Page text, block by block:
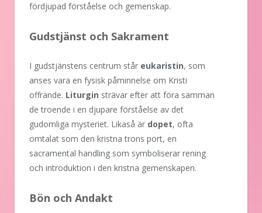
fördjupad förståelse och gemenskap.
Gudstjänst och Sakrament
I gudstjänstens centrum står eukaristin, som
anses vara en fysisk påminnelse om Kristi
offrande. Liturgin strävar efter att föra samman
de troende i en djupare förståelse av det
gudomliga mysteriet. Likaså är dopet, ofta
omtalat som den kristna trons port, en
sacramental handling som symboliserar rening
och introduktion i den kristna gemenskapen.
Bön och Andakt